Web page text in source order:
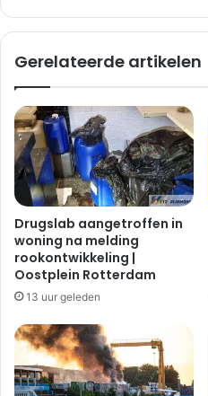
Gerelateerde artikelen
Drugslab aangetroffen in
woning na melding
rookontwikkeling |
Oostplein Rotterdam
13 uur geleden